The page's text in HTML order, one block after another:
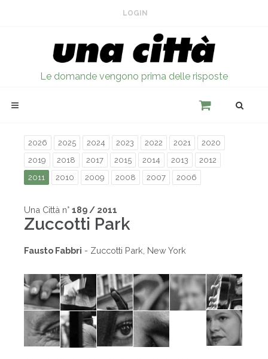
LOGIN
Le domande vengono prima delle risposte
2026 2025 2024 2023 2022 2021
2020
2019
2018 2017 2015 2014 2013
2012
2011
2010 2009 2008 2007 2006
Una Città n° 189 / 2011
Zuccotti Park
Fausto Fabbri - Zuccotti Park, New York